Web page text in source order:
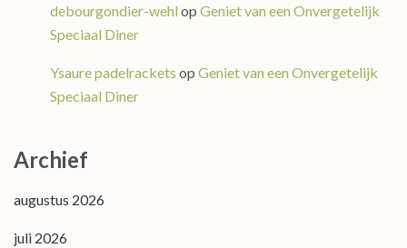
debourgondier-wehl op Geniet van een Onvergetelijk
Speciaal Diner
Ysaure padelrackets op Geniet van een Onvergetelijk
Speciaal Diner
Archief
augustus 2026
juli 2026